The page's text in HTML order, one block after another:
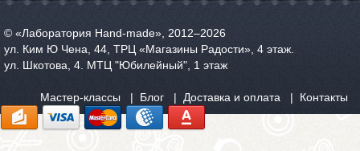
© «Лаборатория Hand-made», 2012‒2026
ул. Ким Ю Чена, 44, ТРЦ «Магазины Радости», 4 этаж.
ул. Шкотова, 4. МТЦ "Юбилейный", 1 этаж
Мастер-классы Блог Доставка и оплата Контакты